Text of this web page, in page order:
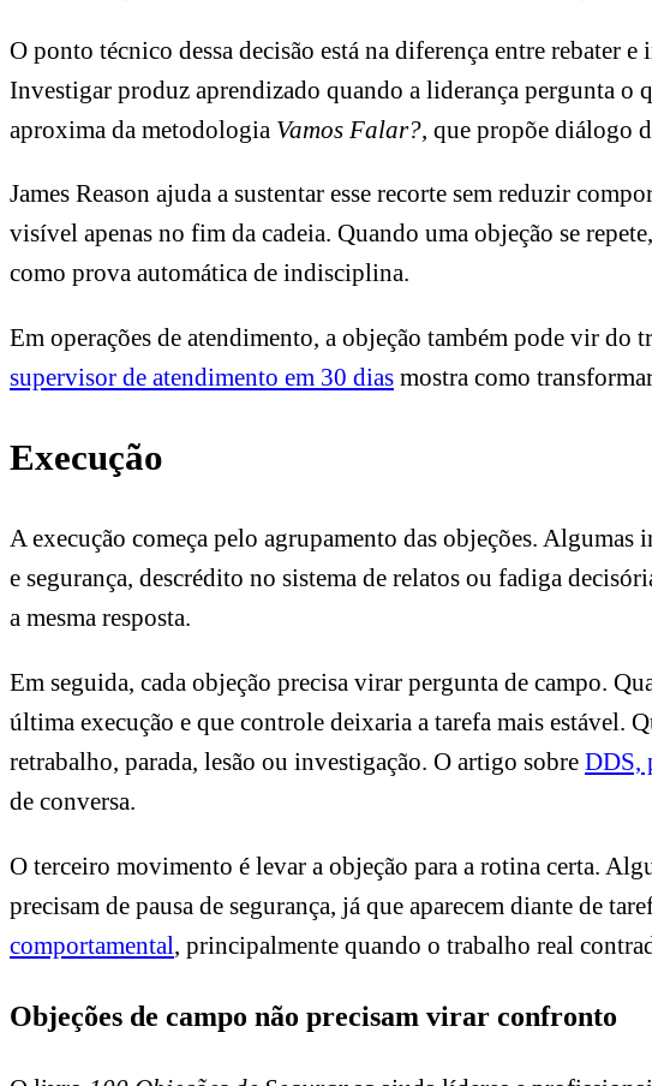
O ponto técnico dessa decisão está na diferença entre rebater
Investigar produz aprendizado quando a liderança pergunta o
aproxima da metodologia Vamos Falar?, que propõe diálogo
James Reason ajuda a sustentar esse recorte sem reduzir
visível apenas no fim da cadeia. Quando uma objeção se
como prova automática de indisciplina.
Em operações de atendimento, a objeção também pode vir do
supervisor de atendimento em 30 dias mostra como
Execução
A execução começa pelo agrupamento das objeções.
e segurança, descrédito no sistema de relatos ou fadiga
a mesma resposta.
Em seguida, cada objeção precisa virar pergunta de campo.
última execução e que controle deixaria a tarefa mais estável.
retrabalho, parada, lesão ou investigação. O artigo sobre DDS,
de conversa.
O terceiro movimento é levar a objeção para a rotina certa.
precisam de pausa de segurança, já que aparecem diante de
comportamental, principalmente quando o trabalho real
Objeções de campo não precisam virar confronto